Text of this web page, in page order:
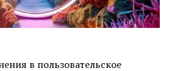
в пользовательское